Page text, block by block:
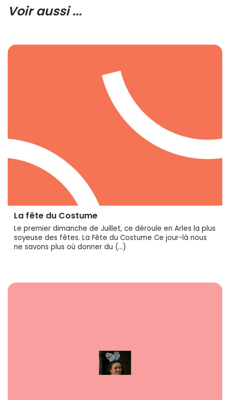
Voir aussi ...
La fête du Costume
Le premier dimanche de Juillet, ce déroule en Arles la plus
soyeuse des fêtes. La Fête du Costume Ce jour-là nous
ne savons plus où donner du (…)